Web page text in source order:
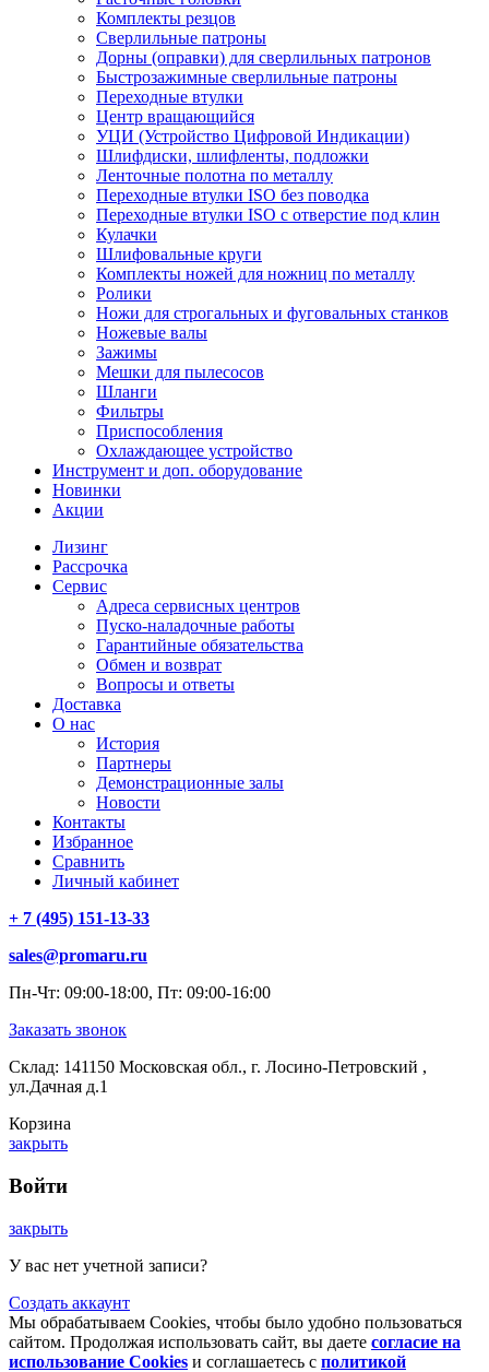
Комплекты резцов
Сверлильные патроны
Дорны (оправки) для сверлильных патронов
Быстрозажимные сверлильные патроны
Переходные втулки
Центр вращающийся
УЦИ (Устройство Цифровой Индикации)
Шлифдиски, шлифленты, подложки
Ленточные полотна по металлу
Переходные втулки ISO без поводка
Переходные втулки ISO с отверстие под клин
Кулачки
Шлифовальные круги
Комплекты ножей для ножниц по металлу
Ролики
Ножи для строгальных и фуговальных станков
Ножевые валы
Зажимы
Мешки для пылесосов
Шланги
Фильтры
Приспособления
Охлаждающее устройство
Инструмент и доп. оборудование
Новинки
Акции
Лизинг
Рассрочка
Сервис
Адреса сервисных центров
Пуско-наладочные работы
Гарантийные обязательства
Обмен и возврат
Вопросы и ответы
Доставка
О нас
История
Партнеры
Демонстрационные залы
Новости
Контакты
Избранное
Сравнить
Личный кабинет
+ 7 (495) 151-13-33
sales@promaru.ru
Пн-Чт: 09:00-18:00, Пт: 09:00-16:00
Заказать звонок
Склад: 141150 Московская обл., г. Лосино-Петровский ,
ул.Дачная д.1
Корзина
закрыть
Войти
закрыть
У вас нет учетной записи?
Создать аккаунт
Мы обрабатываем Cookies, чтобы было удобно пользоваться
сайтом. Продолжая использовать сайт, вы даете согласие на
использование Cookies и соглашаетесь с политикой